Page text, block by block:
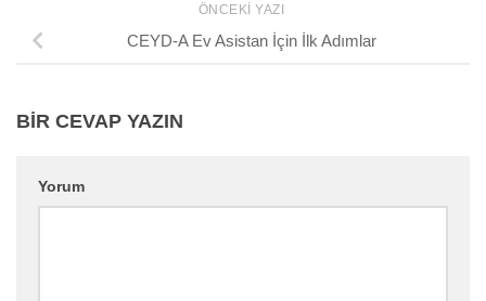
ÖNCEKI YAZI
CEYD-A Ev Asistan İçin İlk Adımlar
BIR CEVAP YAZIN
Yorum